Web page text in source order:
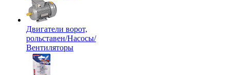
Двигатели ворот,
рольставен/Насосы/
Вентиляторы